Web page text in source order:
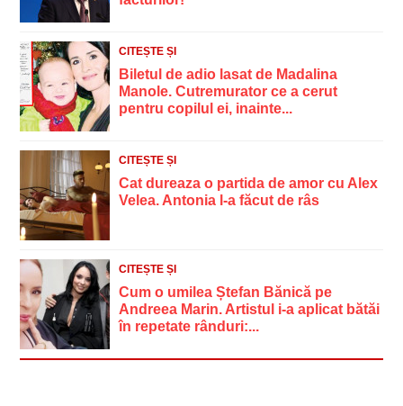
CITEȘTE ȘI
Biletul de adio lasat de Madalina
Manole. Cutremurator ce a cerut
pentru copilul ei, inainte...
CITEȘTE ȘI
Cat dureaza o partida de amor cu Alex
Velea. Antonia l-a făcut de râs
CITEȘTE ȘI
Cum o umilea Ștefan Bănică pe
Andreea Marin. Artistul i-a aplicat bătăi
în repetate rânduri:...